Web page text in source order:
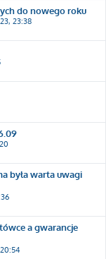
do nowego roku
23:38
była warta uwagi
a gwarancje